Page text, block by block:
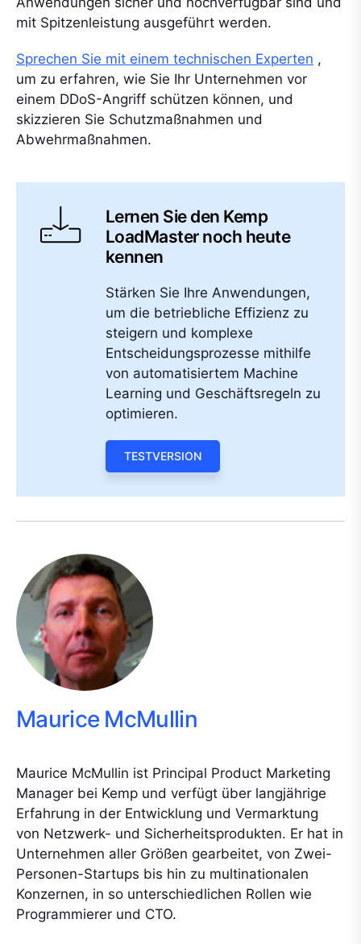
mit Spitzenleistung ausgeführt werden.
Sprechen Sie mit einem technischen Experten ,
um zu erfahren, wie Sie Ihr Unternehmen vor
einem DDoS-Angriff schützen können, und
skizzieren Sie Schutzmaßnahmen und
Abwehrmaßnahmen.
Lernen Sie den Kemp
LoadMaster noch heute
kennen
Stärken Sie Ihre Anwendungen,
um die betriebliche Effizienz zu
steigern und komplexe
Entscheidungsprozesse mithilfe
von automatisiertem Machine
Learning und Geschäftsregeln zu
optimieren.
TESTVERSION
Maurice McMullin
Maurice McMullin ist Principal Product Marketing
Manager bei Kemp und verfügt über langjährige
Erfahrung in der Entwicklung und Vermarktung
von Netzwerk- und Sicherheitsprodukten. Er hat in
Unternehmen aller Größen gearbeitet, von Zwei-
Personen-Startups bis hin zu multinationalen
Konzernen, in so unterschiedlichen Rollen wie
Programmierer und CTO.